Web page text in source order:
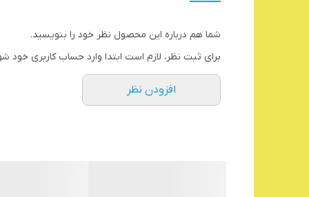
شما هم درباره این محصول نظر خود را بنویسید.
برای ثبت نظر، لازم است ابتدا وارد حساب کاربری خود
افزودن نظر